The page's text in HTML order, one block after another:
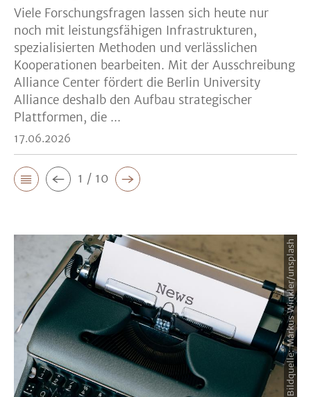
Viele Forschungsfragen lassen sich heute nur
noch mit leistungsfähigen Infrastrukturen,
spezialisierten Methoden und verlässlichen
Kooperationen bearbeiten. Mit der Ausschreibung
Alliance Center fördert die Berlin University
Alliance deshalb den Aufbau strategischer
Plattformen, die ...
17.06.2026
1 / 10
Bildquelle: Markus Winkler/unsplash